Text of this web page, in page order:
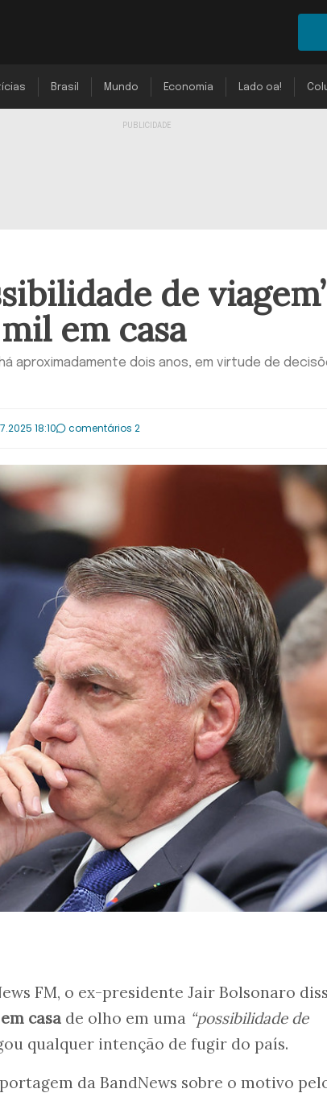
Brasil Mundo Economia Lado oa!
de
em casa
aproximadamente dois anos, em virtude de
18:10 comentários 2
FM, o ex-presidente Jair Bolsonaro
casa de olho em uma “possibilidade de
qualquer intenção de fugir do país.
da BandNews sobre o motivo